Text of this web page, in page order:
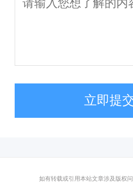
立即提
如有转载或引用本站文章涉及版权